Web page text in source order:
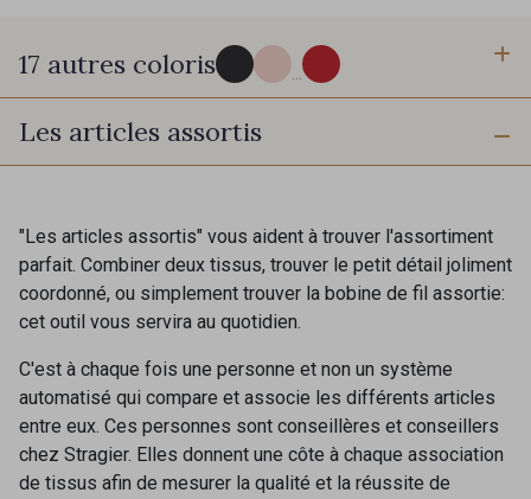
17 autres coloris ...
AB - Minerai Or scintillant
Y - Lemon Curd
A19 - September
PROMO
AD - Tournesol
F - Bouteille et Or
Les articles assortis
"Les articles assortis" vous aident à trouver l'assortiment
parfait. Combiner deux tissus, trouver le petit détail joliment
coordonné, ou simplement trouver la bobine de fil assortie:
cet outil vous servira au quotidien.
C'est à chaque fois une personne et non un système
automatisé qui compare et associe les différents articles
entre eux. Ces personnes sont conseillères et conseillers
chez Stragier. Elles donnent une côte à chaque association
de tissus afin de mesurer la qualité et la réussite de
Cadeau : 10% offerts sur votre
commande !
Pour vous, couture rime avec détente ?
Vous aimez les beaux tissus ?